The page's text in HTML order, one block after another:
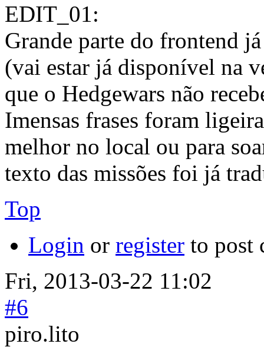
EDIT_01:
Grande parte do frontend
(vai estar já disponível na
que o Hedgewars não
Imensas frases foram
melhor no local ou para
texto das missões foi já
Top
Login or register to post
Fri, 2013-03-22 11:02
#6
piro.lito